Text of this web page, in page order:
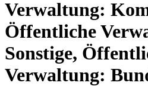
Verwaltung:
Öffentliche
Sonstige,
Verwaltung: